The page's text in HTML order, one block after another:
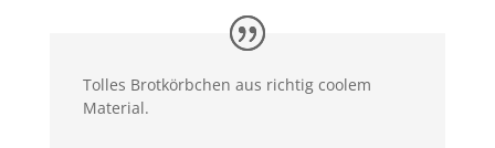
Tolles Brotkörbchen aus richtig coolem
Material.